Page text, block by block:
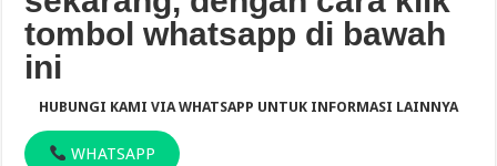
tombol whatsapp di bawah
ini
HUBUNGI KAMI VIA WHATSAPP UNTUK INFORMASI LAINNYA
WHATSAPP